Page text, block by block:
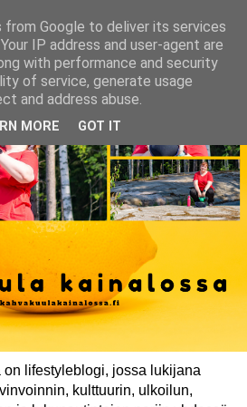
lifestyleblogi, jossa lukijana
kulttuurin, ulkoilun,
from Google to deliver its services
IP address and user-agent are
with performance and security
of service, generate usage
and address abuse.
MORE GOT IT